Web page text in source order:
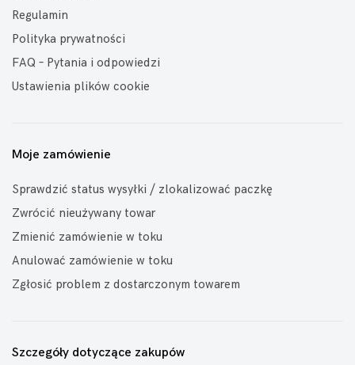
Regulamin
Polityka prywatności
FAQ – Pytania i odpowiedzi
Ustawienia plików cookie
Moje zamówienie
Sprawdzić status wysyłki / zlokalizować paczkę
Zwrócić nieużywany towar
Zmienić zamówienie w toku
Anulować zamówienie w toku
Zgłosić problem z dostarczonym towarem
Szczegóły dotyczące zakupów